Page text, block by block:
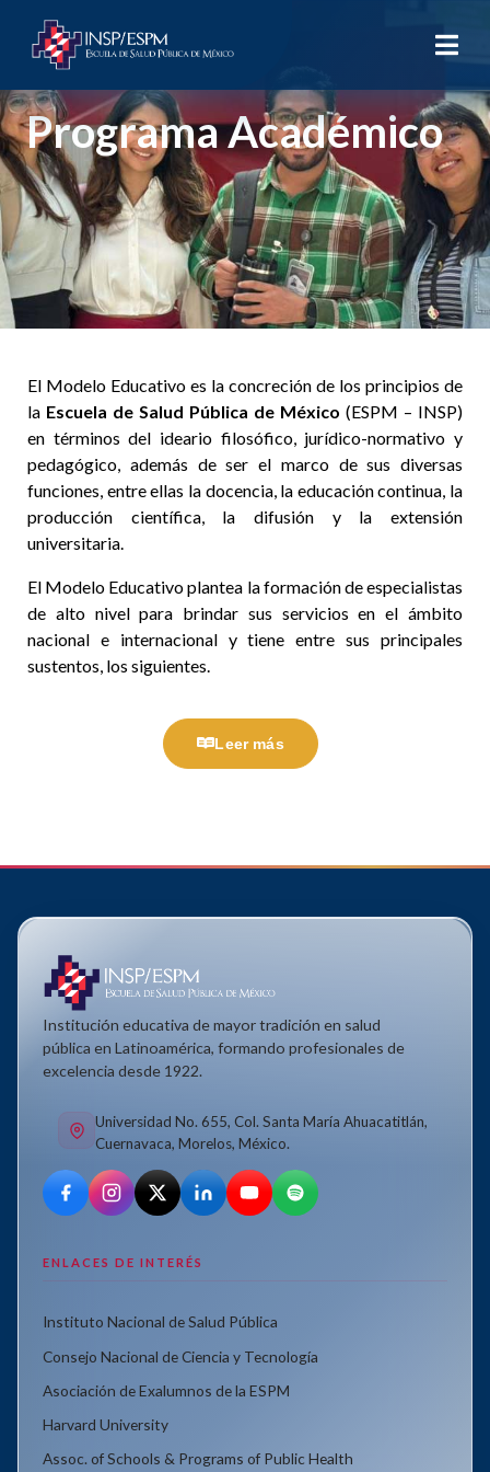
Programa Académico
El Modelo Educativo es la concreción de los principios de
la Escuela de Salud Pública de México (ESPM – INSP)
en términos del ideario filosófico, jurídico-normativo y
pedagógico, además de ser el marco de sus diversas
funciones, entre ellas la docencia, la educación continua, la
producción científica, la difusión y la extensión
universitaria.
El Modelo Educativo plantea la formación de especialistas
de alto nivel para brindar sus servicios en el ámbito
nacional e internacional y tiene entre sus principales
sustentos, los siguientes.
Leer más
Institución educativa de mayor tradición en salud
pública en Latinoamérica, formando profesionales de
excelencia desde 1922.
Universidad No. 655, Col. Santa María Ahuacatitlán,
Cuernavaca, Morelos, México.
ENLACES DE INTERÉS
Instituto Nacional de Salud Pública
Consejo Nacional de Ciencia y Tecnología
Asociación de Exalumnos de la ESPM
Harvard University
Assoc. of Schools & Programs of Public Health